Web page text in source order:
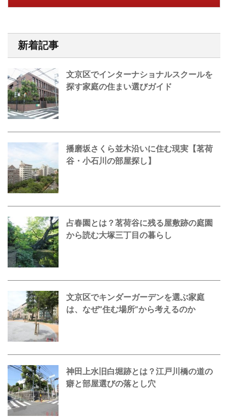
新着記事
文京区でインターナショナルスクールを
探す家庭の住まい選びガイド
播磨坂さくら並木沿いに住む現実【茗荷
谷・小石川の部屋探し】
占春園とは？茗荷谷に残る屋敷跡の庭園
から読む大塚三丁目の暮らし
文京区でキンダーガーデンを選ぶ家庭
は、なぜ“住む場所”から考えるのか
神田上水旧白堀跡とは？江戸川橋の道の
癖と部屋選びの落とし穴